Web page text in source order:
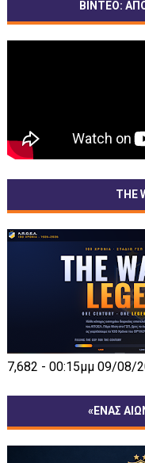
ΒΙΝΤΕΟ:
THE
7,682 - 00:15μμ 09/08/
«ΕΝΑΣ